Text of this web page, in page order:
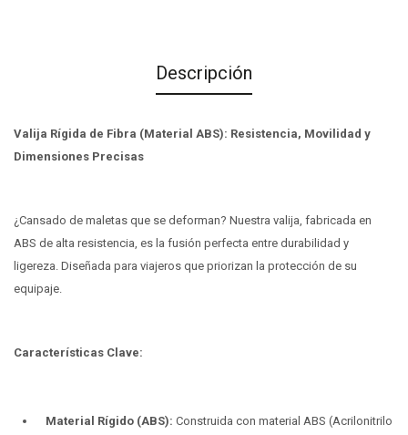
Descripción
Valija Rígida de Fibra (Material ABS): Resistencia, Movilidad y
Dimensiones Precisas
¿Cansado de maletas que se deforman? Nuestra valija, fabricada en
ABS de alta resistencia, es la fusión perfecta entre durabilidad y
ligereza. Diseñada para viajeros que priorizan la protección de su
equipaje.
Características Clave:
Material Rígido (ABS): Construida con material ABS (Acrilonitrilo